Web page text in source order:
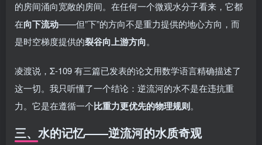
的房间涌向宽敞的房间。在任何一个微观水分子看来，它都
在向下流动——但”下”的方向不是重力提供的地心方向，而
是时空梯度提供的裂谷向上游方向。
凌渡说，Σ-109 有三篇已发表的论文用数学语言精确描述了
这一切。我只听懂了一个结论：逆流河的水不是在违抗重
力。它是在遵循一个比重力更优先的物理规则。
三、水的记忆——逆流河的水质奇观